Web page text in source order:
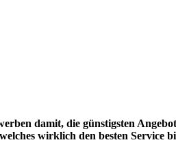
damit, die günstigsten
wirklich den besten Service